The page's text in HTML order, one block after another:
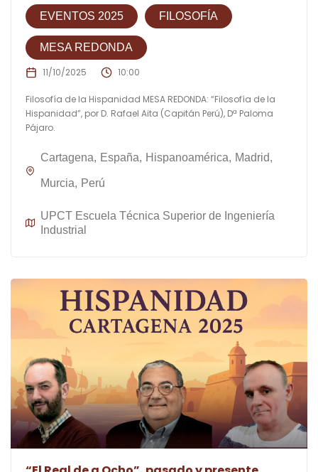
EVENTOS 2025 FILOSOFÍA
MESA REDONDA
11/10/2025 10:00
Filosofía de la Hispanidad MESA REDONDA: “Filosofía de la
Hispanidad”, por D. Rafael Aita (Capitán Perú), Dª Paloma
Pájaro.
Cartagena España Hispanoamérica Madrid
Murcia Perú
UPCT Escuela Técnica Superior de Ingeniería
Industrial